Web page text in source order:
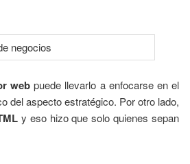
web puede llevarlo a enfocarse en el
del aspecto estratégico. Por otro lado,
y eso hizo que solo quienes sepan